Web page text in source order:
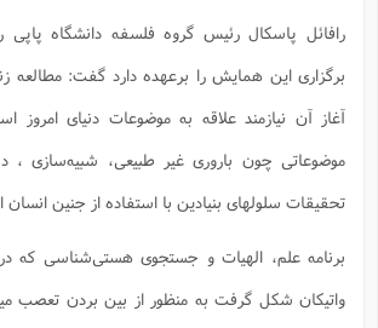
رافائل پاسکال رئیس گروه فلسفه دانشگاه پاپی
برگزاری این همایش را برعهده دارد گفت: مطالعه
آغاز آن نیازمند علاقه به موضوعات دنیای
موضوعاتی چون باروری غیر طبیعی، شبیه‌سازی ،
تحقیقات سلولهای بنیادین با استفاده از جنین انسان
واتیکان شکل گرفت به منظور از بین بردن تعصب